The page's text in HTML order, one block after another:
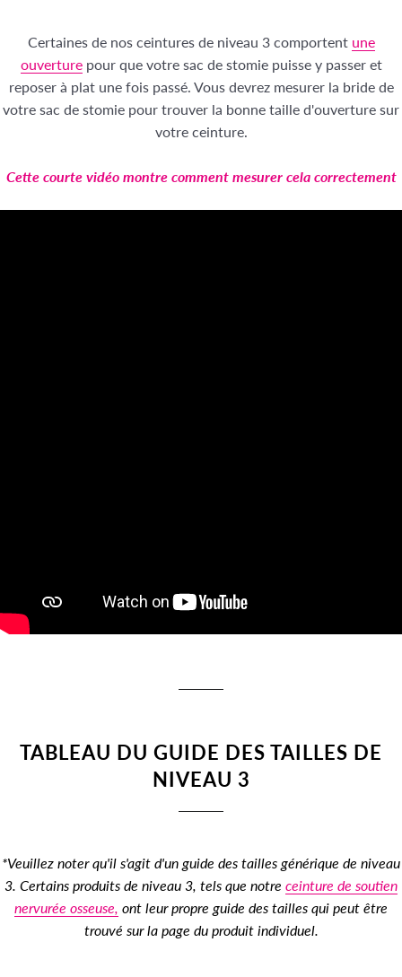
Certaines de nos ceintures de niveau 3 comportent une
ouverturepour que votre sac de stomie puisse y passer et
reposer à plat une fois passé. Vous devrez mesurer la bride de
votre sac de stomie pour trouver la bonne taille d'ouverture sur
votre ceinture.
Cette courte vidéo montre comment mesurer cela correctement
TABLEAU DU GUIDE DES TAILLES DE
NIVEAU 3
*Veuillez noter qu'il s'agit d'un guide des tailles générique de niveau
3. Certains produits de niveau 3, tels que notre ceinture de soutien
nervurée osseuse, ont leur propre guide des tailles qui peut être
trouvé sur la page du produit individuel.